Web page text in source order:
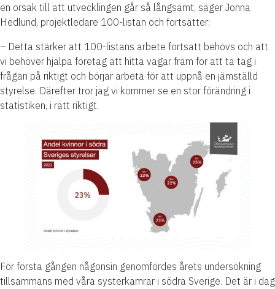
en orsak till att utvecklingen går så långsamt, säger Jonna
Hedlund, projektledare 100-listan och fortsätter:
– Detta stärker att 100-listans arbete fortsatt behövs och att
vi behöver hjälpa företag att hitta vägar fram för att ta tag i
frågan på riktigt och börjar arbeta för att uppnå en jämställd
styrelse. Därefter tror jag vi kommer se en stor förändring i
statistiken, i rätt riktigt.
För första gången någonsin genomfördes årets undersökning
tillsammans med våra systerkamrar i södra Sverige. Det är i dag